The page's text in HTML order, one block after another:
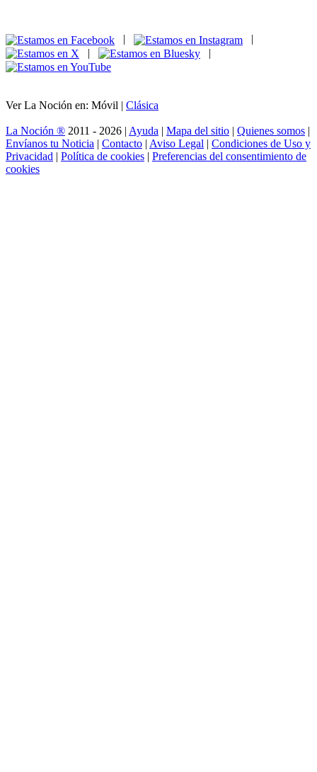
|
|
Ver La Noción en: Móvil | Clásica
La Noción ® 2011 - 2026 | Ayuda | Mapa del sitio | Quienes somos |
Envíanos tu Noticia | Contacto | Aviso Legal | Condiciones de Uso y
Privacidad | Política de cookies | Preferencias del consentimiento de
cookies